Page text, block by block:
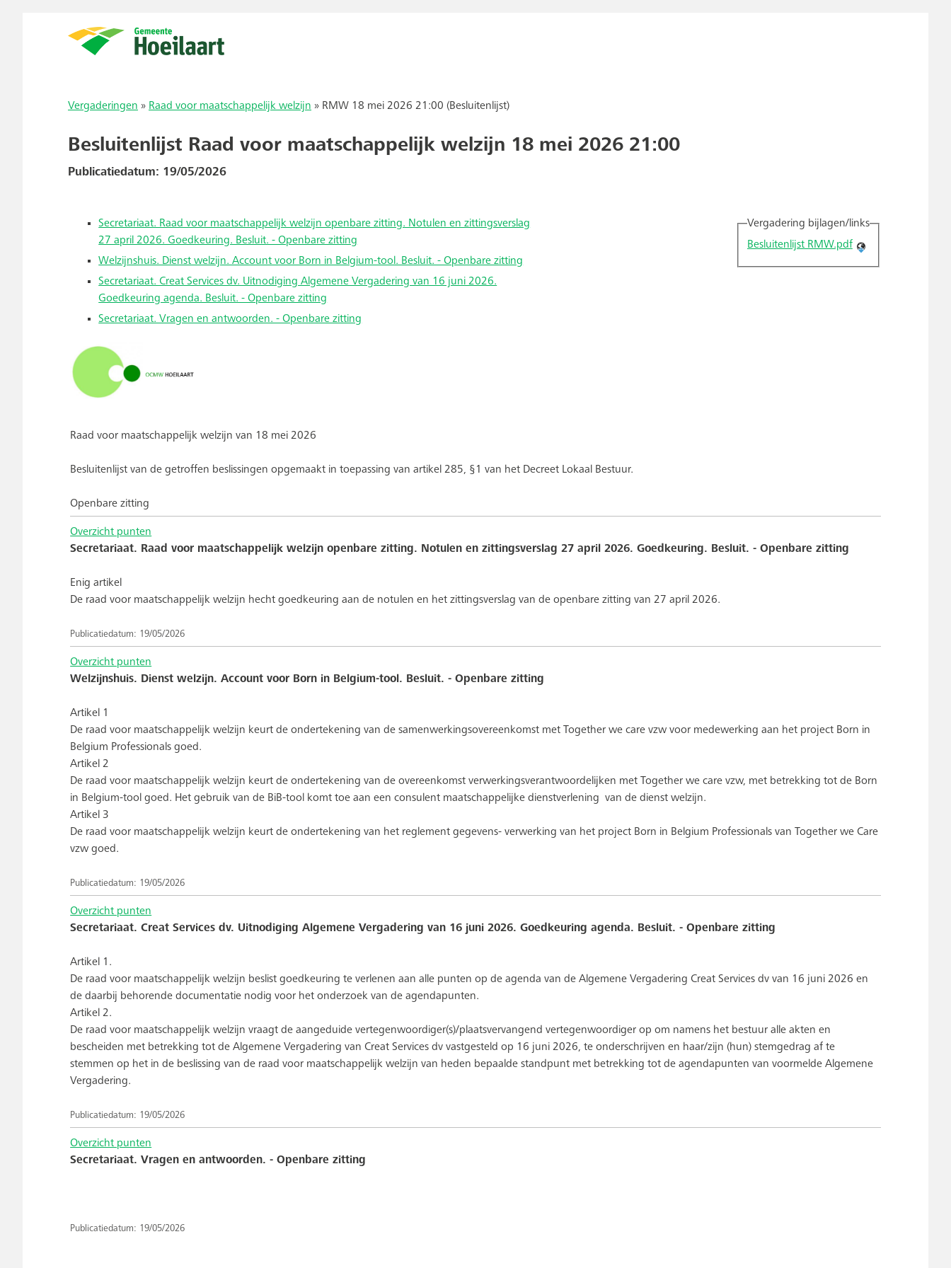
Vergaderingen » Raad voor maatschappelijk welzijn » RMW 18 mei 2026 21:00 (Besluitenlijst)
Besluitenlijst Raad voor maatschappelijk welzijn 18 mei 2026 21:00
Publicatiedatum: 19/05/2026
Vergadering bijlagen/links
Besluitenlijst RMW.pdf
Secretariaat. Raad voor maatschappelijk welzijn openbare zitting. Notulen en zittingsverslag
27 april 2026. Goedkeuring. Besluit. - Openbare zitting
Welzijnshuis. Dienst welzijn. Account voor Born in Belgium-tool. Besluit. - Openbare zitting
Secretariaat. Creat Services dv. Uitnodiging Algemene Vergadering van 16 juni 2026.
Goedkeuring agenda. Besluit. - Openbare zitting
Secretariaat. Vragen en antwoorden. - Openbare zitting
Raad voor maatschappelijk welzijn van 18 mei 2026
Besluitenlijst van de getroffen beslissingen opgemaakt in toepassing van artikel 285, §1 van het Decreet Lokaal Bestuur.
Openbare zitting
Overzicht punten
Secretariaat. Raad voor maatschappelijk welzijn openbare zitting. Notulen en zittingsverslag 27 april 2026. Goedkeuring. Besluit. - Openbare zitting
Enig artikel
De raad voor maatschappelijk welzijn hecht goedkeuring aan de notulen en het zittingsverslag van de openbare zitting van 27 april 2026.
Publicatiedatum: 19/05/2026
Overzicht punten
Welzijnshuis. Dienst welzijn. Account voor Born in Belgium-tool. Besluit. - Openbare zitting
Artikel 1
De raad voor maatschappelijk welzijn keurt de ondertekening van de samenwerkingsovereenkomst met Together we care vzw voor medewerking aan het project Born in
Belgium Professionals goed.
Artikel 2
De raad voor maatschappelijk welzijn keurt de ondertekening van de overeenkomst verwerkingsverantwoordelijken met Together we care vzw, met betrekking tot de Born
in Belgium-tool goed. Het gebruik van de BiB-tool komt toe aan een consulent maatschappelijke dienstverlening van de dienst welzijn.
Artikel 3
De raad voor maatschappelijk welzijn keurt de ondertekening van het reglement gegevens- verwerking van het project Born in Belgium Professionals van Together we Care
vzw goed.
Publicatiedatum: 19/05/2026
Overzicht punten
Secretariaat. Creat Services dv. Uitnodiging Algemene Vergadering van 16 juni 2026. Goedkeuring agenda. Besluit. - Openbare zitting
Artikel 1.
De raad voor maatschappelijk welzijn beslist goedkeuring te verlenen aan alle punten op de agenda van de Algemene Vergadering Creat Services dv van 16 juni 2026 en
de daarbij behorende documentatie nodig voor het onderzoek van de agendapunten.
Artikel 2.
De raad voor maatschappelijk welzijn vraagt de aangeduide vertegenwoordiger(s)/plaatsvervangend vertegenwoordiger op om namens het bestuur alle akten en
bescheiden met betrekking tot de Algemene Vergadering van Creat Services dv vastgesteld op 16 juni 2026, te onderschrijven en haar/zijn (hun) stemgedrag af te
stemmen op het in de beslissing van de raad voor maatschappelijk welzijn van heden bepaalde standpunt met betrekking tot de agendapunten van voormelde Algemene
Vergadering.
Publicatiedatum: 19/05/2026
Overzicht punten
Secretariaat. Vragen en antwoorden. - Openbare zitting
Publicatiedatum: 19/05/2026